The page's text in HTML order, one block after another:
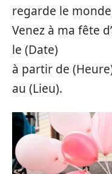
regarde le
Venez à ma fête
le (Date)
à partir de
au (Lieu).